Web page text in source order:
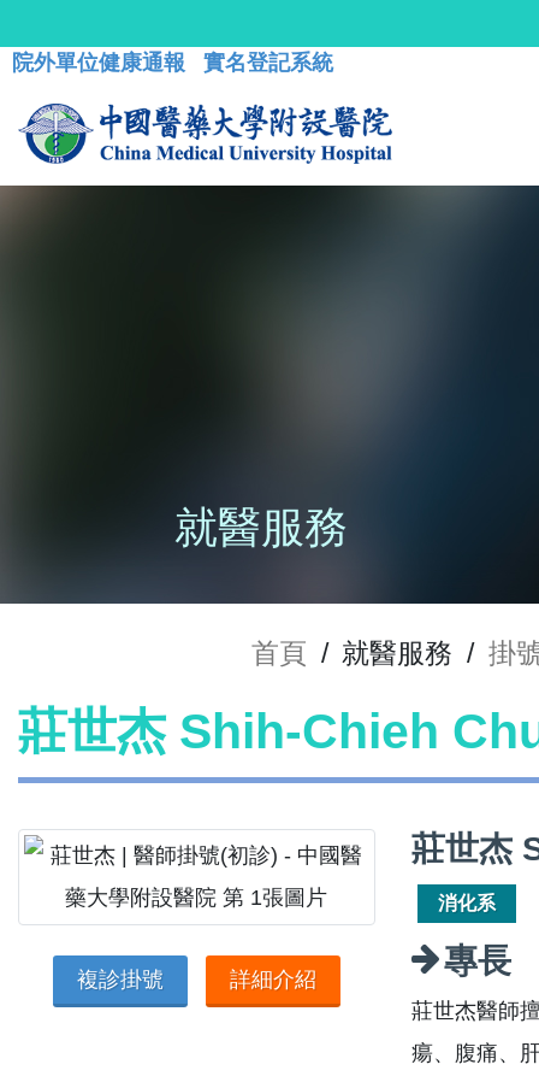
院外單位健康通報 實名登記系統
就醫服務
首頁 / 就醫服務 / 掛
莊世杰 Shih-Chieh
複診掛號 詳細介紹
莊世杰
消化系
專長
莊世杰醫師
瘍、腹痛、